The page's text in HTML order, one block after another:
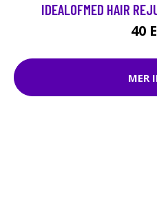
IDEALOFMED HAIR
40
MER